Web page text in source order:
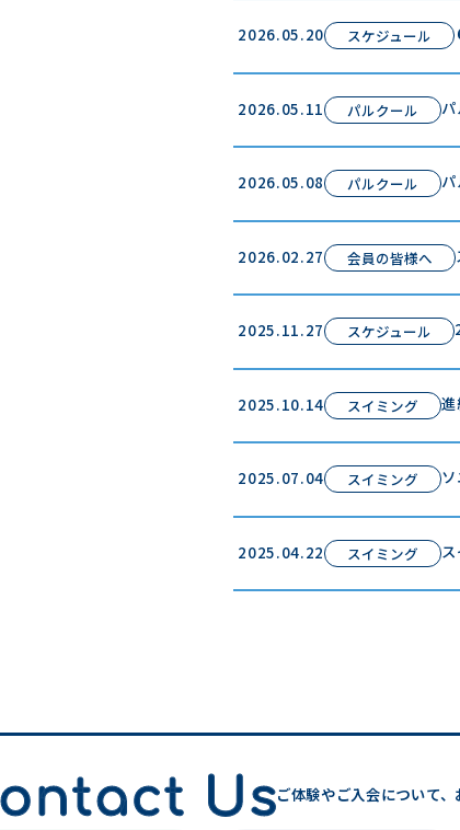
2026.05.20 スケジュール
2026.05.11 パルクール
2026.05.08 パルクール
2026.02.27 会員の皆様へ
2025.11.27 スケジュール
2025.10.14 スイミング
2025.07.04 スイミング
2025.04.22 スイミング
ご体験やご入会について、